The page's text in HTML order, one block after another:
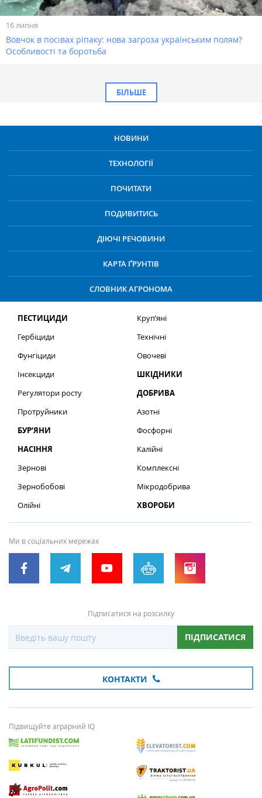
16 липня
Вовчок в посівах ріпаку: нова загроза українським полям?
Особливості та боротьба
БІЛЬШЕ
НОВИНИ
ТЕХНОЛОГІЇ
ПОЧИТАТИ
ПОДИВИТИСЬ
ДІЮЧІ РЕЧОВИНИ
КАРТА ҐРУНТІВ
СЛОВНИК АГРОНОМА
ПЕСТИЦИДИ
Гербіциди
Фунгіциди
Інсекциди
Регулятори росту
Протруйники
БУР’ЯНИ
НАСІННЯ
Зернові
Зернобобові
Олійні
Круп’яні
Технічні
Овочеві
ШКІДНИКИ
ДОБРИВА
Азотні
Фосфорні
Калійні
Комплексні
Мікродобрива
ХВОРОБИ
Ми в соціальних мережах
Підписатися на розсилку
ПІДПИСАТИСЯ
КОНТАКТИ
Підвищуйте аграрний IQ